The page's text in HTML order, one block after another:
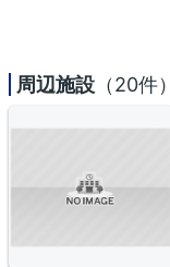
周辺施設 （20件）